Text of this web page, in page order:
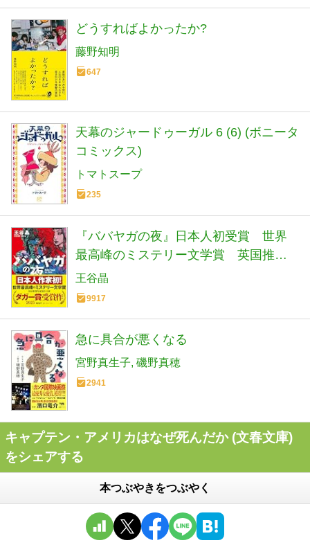
どうすればよかったか?
藤野知明
647
天幕のジャードゥーガル 6 (6) (ボニータ
コミックス)
トマトスープ
235
『ババヤガの夜』日本人初受賞 世界
最高峰のミステリー文学賞 英国推理
作家協会賞(ダガー賞） (河出文庫 お 46-
1)
王谷晶
9917
急に具合が悪くなる
宮野真生子 磯野真穂
2941
キャプテン・アメリカはなぜ死んだか (文春文庫)
をシェアする
本つぶやきをつぶやく